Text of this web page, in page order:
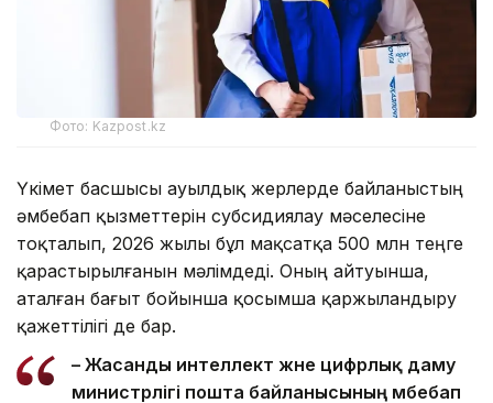
Фото: Kazpost.kz
Үкімет басшысы ауылдық жерлерде байланыстың
әмбебап қызметтерін субсидиялау мәселесіне
тоқталып, 2026 жылы бұл мақсатқа 500 млн теңге
қарастырылғанын мәлімдеді. Оның айтуынша,
аталған бағыт бойынша қосымша қаржыландыру
қажеттілігі де бар.
– Жасанды интеллект және цифрлық даму
министрлігі пошта байланысының әмбебап